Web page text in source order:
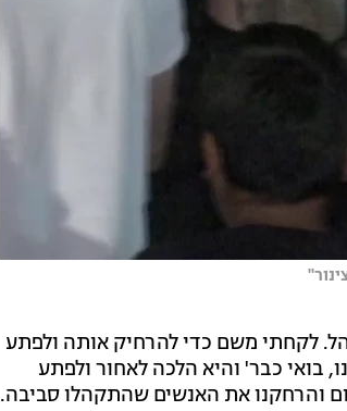
לקחתי משם כדי להרחיק אותה ולפתע
בואי כבר' והיא הלכה לאחור ולפתע
והרחקנו את האנשים שהתקהלו סביבה.